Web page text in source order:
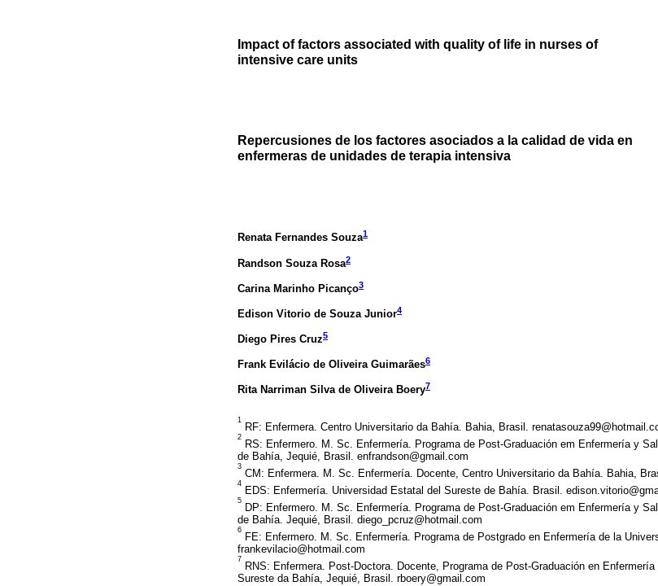
Impact of factors associated with quality of life in nurses of
intensive care units
Repercusiones de los factores asociados a la calidad de vida en
enfermeras de unidades de terapia intensiva
Renata Fernandes Souza1
Randson Souza Rosa2
Carina Marinho Picanço3
Edison Vitorio de Souza Junior4
Diego Pires Cruz5
Frank Evilácio de Oliveira Guimarães6
Rita Narriman Silva de Oliveira Boery7
1
RF: Enfermera. Centro Universitario da Bahía. Bahia, Brasil.
2
RS: Enfermero. M. Sc. Enfermería. Programa de Post-Graduación em Enfermería y
de Bahía, Jequié, Brasil. enfrandson@gmail.com
3
CM: Enfermera. M. Sc. Enfermería. Docente, Centro Universitario da Bahía. Bahia,
4
EDS: Enfermería. Universidad Estatal del Sureste de Bahía. Brasil.
5
DP: Enfermero. M. Sc. Enfermería. Programa de Post-Graduación em Enfermería y
de Bahía. Jequié, Brasil. diego_pcruz@hotmail.com
6
FE: Enfermero. M. Sc. Enfermería. Programa de Postgrado en Enfermería de la
frankevilacio@hotmail.com
7
RNS: Enfermera. Post-Doctora. Docente, Programa de Post-Graduación en
Sureste da Bahía, Jequié, Brasil. rboery@gmail.com